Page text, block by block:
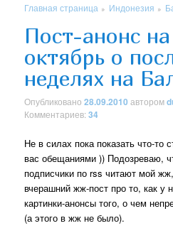
Главная страница » Индонезия »
Пост-анонс на
октябрь о
неделях на
Опубликовано28.09.2010 автором
Комментариев:34
Не в силах пока показать что-
вас обещаниями )) Подозреваю,
подписчики по rss читают мой
вчерашний жж-пост про то, как у
картинки-анонсы того, о чем
(а этого в жж не было).